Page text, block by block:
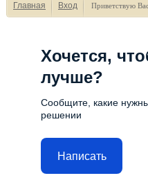
Главная Вход Приветствую
Хочется,
лучше?
Сообщите, какие
решении
Написать